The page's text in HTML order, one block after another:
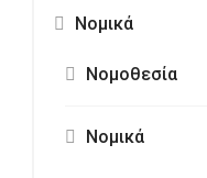
Νομικά
Νομοθεσία
Νομικά